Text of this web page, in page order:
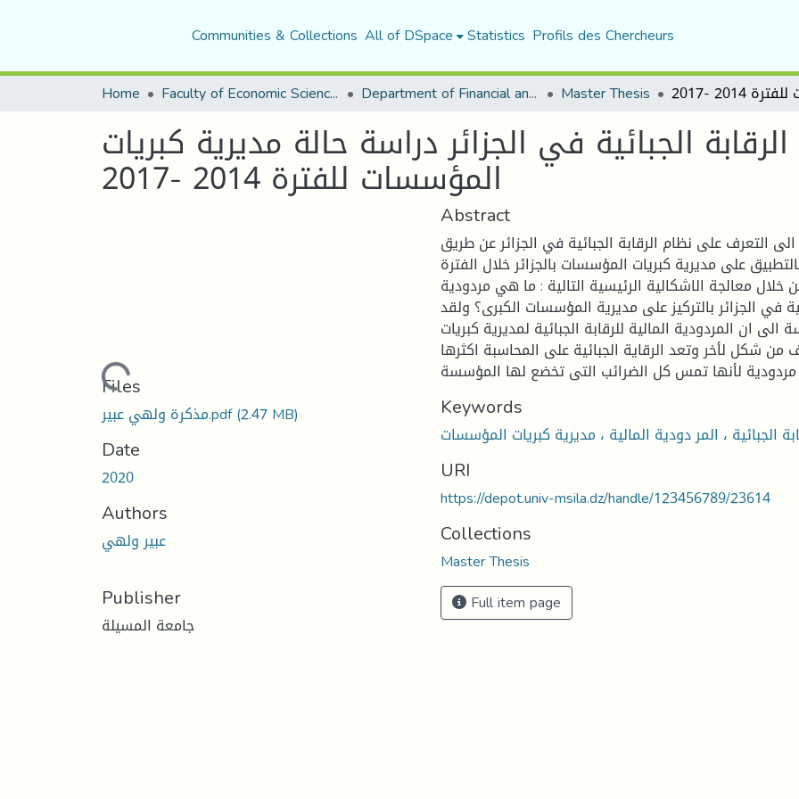
Communities & Collections All of DSpace Statistics Profils des Chercheurs
Home Faculty of Economic Sciences, Commerce and Management Sciences Department of Financial and Accounting Sciences Master Thesis
الجبائية في الجزائر دراسة حالة مديرية كبريات
المؤسسات للفترة 2014 -2017
Loading...
Files
مذكرة ولهي عبير.pdf(2.47 MB)
Date
2020
Authors
عبير ولهي
Publisher
جامعة المسيلة
Abstract
التعرف على نظام الرقابة الجبائية في الجزائر عن طريق
على مديرية كبريات المؤسسات بالجزائر خلال الفترة
وذلك من خلال معالجة الاشكالية الرئيسية التالية : ما هي مردودية
في الجزائر بالتركيز على مديرية المؤسسات الكبرى؟ ولقد
الى ان المردودية المالية للرقابة الجبائية لمديرية كبريات
شكل لأخر وتعد الرقاية الجبائية على المحاسبة اكثرها
مردودية لأنها تمس كل الضرائب التى تخضع لها المؤسسة
Keywords
الجبائية ، المر دودية المالية ، مديرية كبريات المؤسسات
URI
https://depot.univ-msila.dz/handle/123456789/23614
Collections
Master Thesis
Full item page